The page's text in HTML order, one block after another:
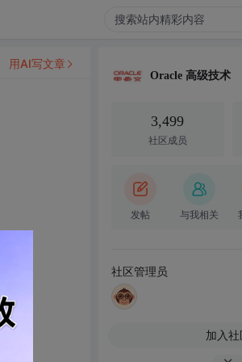
用AI写文章
Oracle 高级技术
3,499
社区成员
发帖 与我相关
社区管理员
加入社